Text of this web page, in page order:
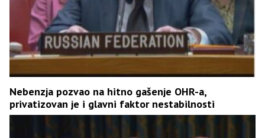
Nebenzja pozvao na hitno gašenje OHR-a,
privatizovan je i glavni faktor nestabilnosti